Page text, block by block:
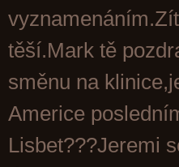
těší.Mark tě
směnu na
Americe
Lisbet???Jeremi